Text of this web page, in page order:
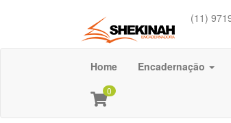
(11)
Home Encadernação
0